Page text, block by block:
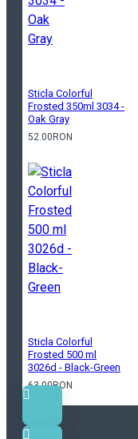
Sticla Colorful
Frosted 350ml 3034 -
Oak Gray
52.00RON
Sticla Colorful
Frosted 500 ml
3026d - Black-Green
63.00RON